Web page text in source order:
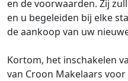
en de voorwaarden. Zij
en u begeleiden bij elke
de aankoop van uw
Kortom, het inschakelen
van Croon Makelaars